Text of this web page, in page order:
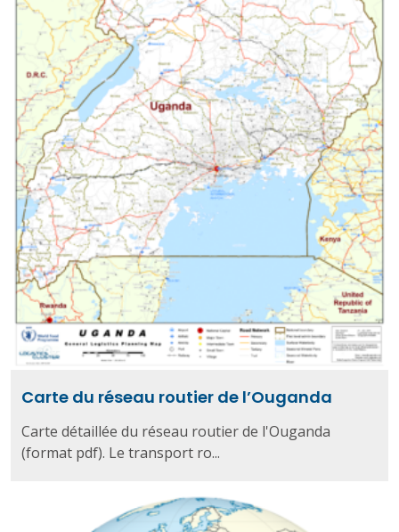
Carte du réseau routier de l’Ouganda
Carte détaillée du réseau routier de l'Ouganda
(format pdf). Le transport ro...